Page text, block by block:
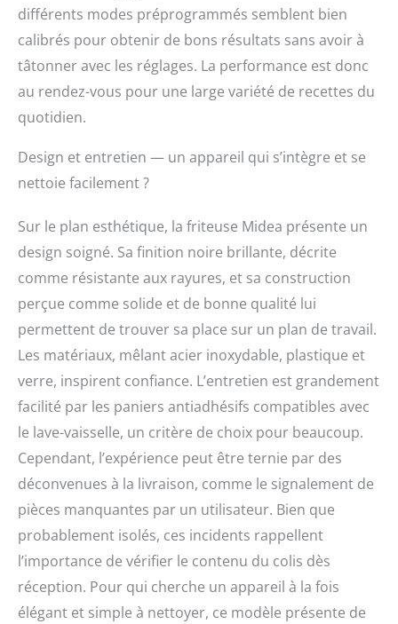
différents modes préprogrammés semblent bien
calibrés pour obtenir de bons résultats sans avoir à
tâtonner avec les réglages. La performance est donc
au rendez-vous pour une large variété de recettes du
quotidien.
Design et entretien — un appareil qui s’intègre et se
nettoie facilement ?
Sur le plan esthétique, la friteuse Midea présente un
design soigné. Sa finition noire brillante, décrite
comme résistante aux rayures, et sa construction
perçue comme solide et de bonne qualité lui
permettent de trouver sa place sur un plan de travail.
Les matériaux, mêlant acier inoxydable, plastique et
verre, inspirent confiance. L’entretien est grandement
facilité par les paniers antiadhésifs compatibles avec
le lave-vaisselle, un critère de choix pour beaucoup.
Cependant, l’expérience peut être ternie par des
déconvenues à la livraison, comme le signalement de
pièces manquantes par un utilisateur. Bien que
probablement isolés, ces incidents rappellent
l’importance de vérifier le contenu du colis dès
réception. Pour qui cherche un appareil à la fois
élégant et simple à nettoyer, ce modèle présente de